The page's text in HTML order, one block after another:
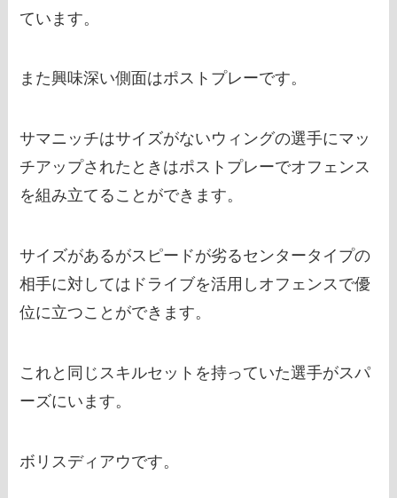
ています。
また興味深い側面はポストプレーです。
サマニッチはサイズがないウィングの選手にマッ
チアップされたときはポストプレーでオフェンス
を組み立てることができます。
サイズがあるがスピードが劣るセンタータイプの
相手に対してはドライブを活用しオフェンスで優
位に立つことができます。
これと同じスキルセットを持っていた選手がスパ
ーズにいます。
ボリスディアウです。